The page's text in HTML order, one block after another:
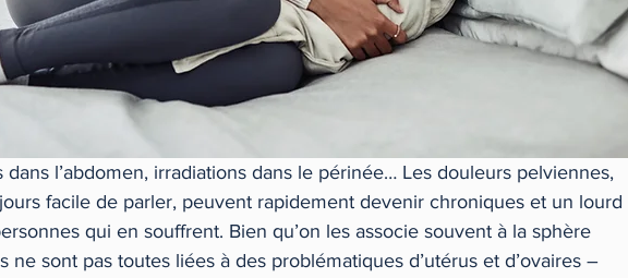
dans l’abdomen, irradiations dans le périnée… Les douleurs pelviennes,
facile de parler, peuvent rapidement devenir chroniques et un lourd
qui en souffrent. Bien qu’on les associe souvent à la sphère
ne sont pas toutes liées à des problématiques d’utérus et d’ovaires –